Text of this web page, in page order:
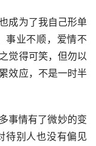
成为了我自己形单
事业不顺，爱情不
觉得可笑，但勿以
效应，不是一时半
事情有了微妙的变
待别人也没有偏见